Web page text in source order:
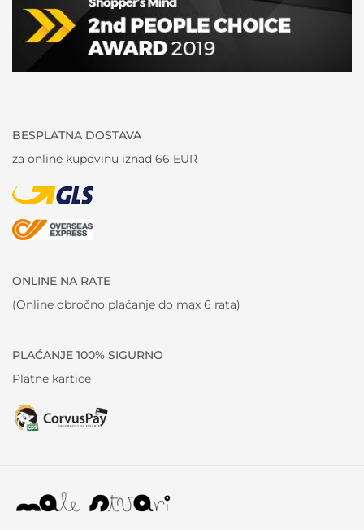
BESPLATNA DOSTAVA
za online kupovinu iznad 66 EUR
ONLINE NA RATE
(Online obročno plaćanje do max 6 rata)
PLAĆANJE 100% SIGURNO
Platne kartice